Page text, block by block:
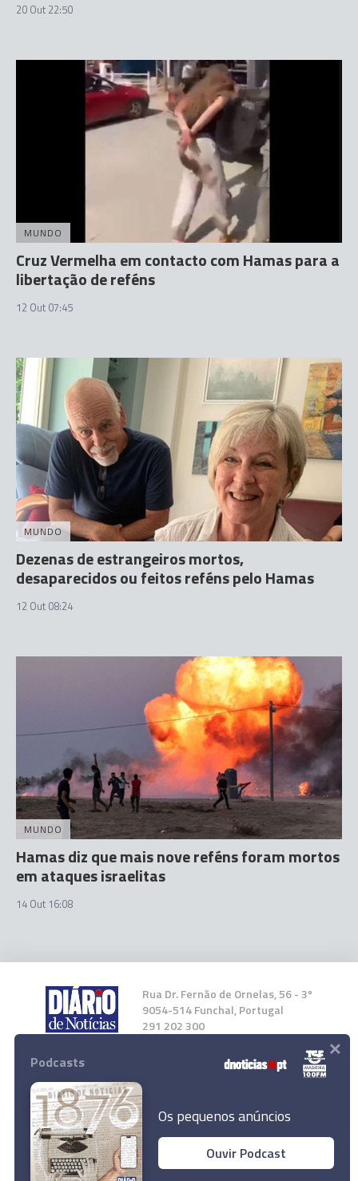
20 Out 22:50
MUNDO
Cruz Vermelha em contacto com Hamas para a
libertação de reféns
12 Out 07:45
MUNDO
Dezenas de estrangeiros mortos,
desaparecidos ou feitos reféns pelo Hamas
12 Out 08:24
MUNDO
Hamas diz que mais nove reféns foram mortos
em ataques israelitas
14 Out 16:08
Rua Dr. Fernão de Ornelas, 56 - 3º
9054-514 Funchal, Portugal
291 202 300
Instale a nossa App
© 2023 Empresa Diário de Notícias, Lda.
Podcasts
Os pequenos anúncios
Ouvir Podcast
×